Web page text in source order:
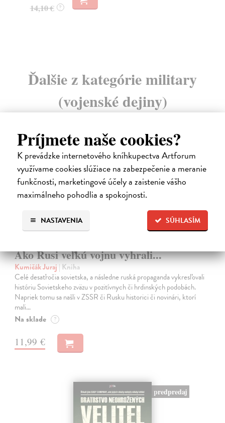
Príjmete naše cookies?
K prevádzke internetového kníhkupectva Artforum
využívame cookies slúžiace na zabezpečenie a meranie
funkčnosti, marketingové účely a zaistenie vášho
maximálneho pohodlia a spokojnosti.
SÚHLASÍM
NASTAVENIA
14,10 € ?
Ďalšie z kategórie military
(vojenské dejiny)
na sklade
Ako Rusi veľkú vojnu vyhrali...
Kumičák Juraj | Kniha
Celé desaťročia sovietska, a následne ruská propaganda vykresľovali
históriu Sovietskeho zväzu v pozitívnych či hrdinských podobách.
Napriek tomu sa našli v ZSSR či Rusku historici či novinári, ktorí
mali…
Na sklade ?
11,99 €
predpredaj